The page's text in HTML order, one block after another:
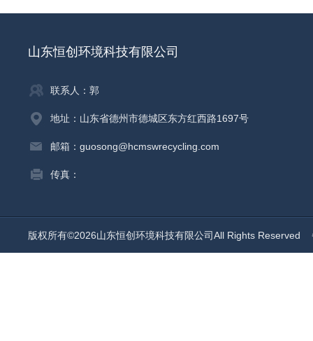
山东恒创环境科技有限公司
联系人：郭
地址：山东省德州市德城区东方红西路1697号
邮箱：guosong@hcmswrecycling.com
传真：
版权所有©2026山东恒创环境科技有限公司All Rights Reserved